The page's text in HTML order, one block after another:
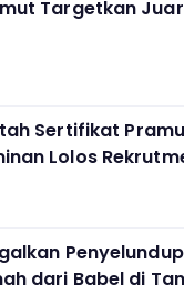
Targetkan
Sertifikat
Lolos
dari Babel di